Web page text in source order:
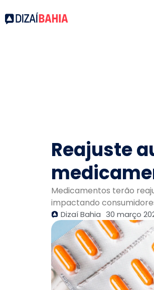
Reajuste
Medicamentos terão
impactando
Dizaí Bahia 30 março